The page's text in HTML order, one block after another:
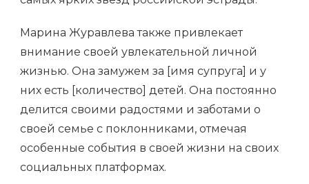
Марина Журавлева также привлекает
внимание своей увлекательной личной
жизнью. Она замужем за [имя супруга] и у
них есть [количество] детей. Она постоянно
делится своими радостями и заботами о
своей семье с поклонниками, отмечая
особенные события в своей жизни на своих
социальных платформах.